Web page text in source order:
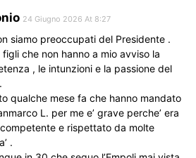
24 Giugno 2026 At 8:27
siamo preoccupati del Presidente .
figli che non hanno a mio avviso la
, le intunzioni e la passione del
qualche mese fa che hanno mandato
L. per me e’ grave perche’ era
e rispettato da molte
.